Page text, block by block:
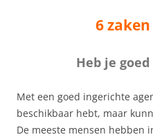
6
Heb je
Met een goed ingerichte
beschikbaar hebt, maar
De meeste mensen hebben